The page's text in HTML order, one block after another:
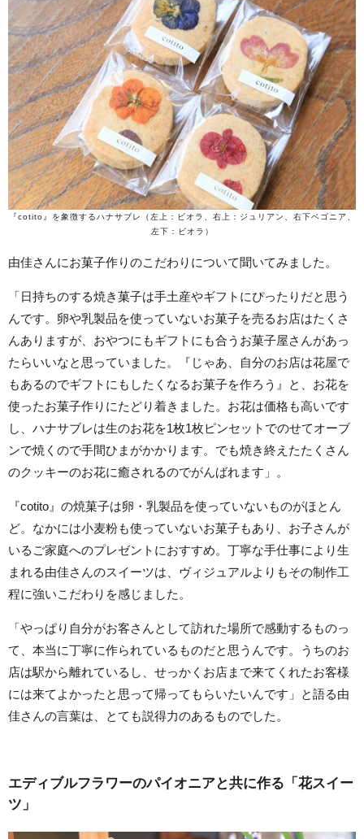
『cotito』を象徴するハナサブレ（左上：ビオラ、右上：ジュリアン、右下ベゴニア、
左下：ビオラ）
由佳さんにお菓子作りのこだわりについて聞いてみました。
「日持ちのする焼き菓子は手土産やギフトにぴったりだと思う
んです。卵や乳製品を使っていないお菓子を売るお店はたくさ
んありますが、おやつにもギフトにも合うお菓子屋さんがあっ
たらいいなと思っていました。『じゃあ、自分のお店は花屋で
もあるのでギフトにもしたくなるお菓子を作ろう』と、お花を
使ったお菓子作りにたどり着きました。お花は価格も高いです
し、ハナサブレは生のお花を1枚1枚ピンセットでのせてオーブ
ンで焼くので手間ひまがかかります。でも焼き終えたたくさん
のクッキーのお花に癒されるのでがんばれます」。
『cotito』の焼菓子は卵・乳製品を使っていないものがほとん
ど。なかには小麦粉も使っていないお菓子もあり、お子さんが
いるご家庭へのプレゼントにおすすめ。丁寧な手仕事により生
まれる由佳さんのスイーツは、ヴィジュアルよりもその制作工
程に強いこだわりを感じました。
「やっぱり自分がお客さんとして訪れた場所で感動するものっ
て、本当に丁寧に作られているものだと思うんです。うちのお
店は駅から離れているし、せっかくお店まで来てくれたお客様
には来てよかったと思って帰ってもらいたいんです」と語る由
佳さんの言葉は、とても説得力のあるものでした。
エディブルフラワーのパイオニアと共に作る「花スイー
ツ」